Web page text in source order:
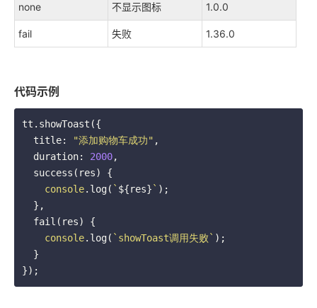
none 不显示图标 1.0.0
fail 失败 1.36.0
代码示例
tt.showToast({
  title:
"添加购物车成功" ,
  duration:
2000,
console.log( ` ${res} ` );
console.log( `showToast调用失败` );
});